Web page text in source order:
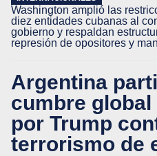
Washington amplió las
diez entidades cubanas al
gobierno y respaldan
represión de opositores y
Argentina
cumbre
por Trump
terrorismo de